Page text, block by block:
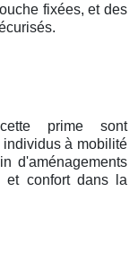
fixées, et des
prime sont
à mobilité
d'aménagements
et confort dans la